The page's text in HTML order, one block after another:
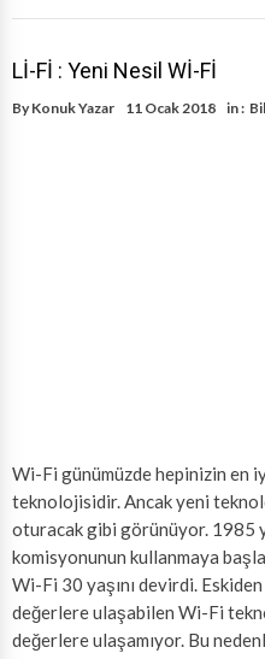
Lİ-Fİ : Yeni Nesil Wİ-Fİ
By Konuk Yazar 11 Ocak 2018 in :
Wi-Fi günümüzde hepinizin en
teknolojisidir. Ancak yeni
oturacak gibi görünüyor. 1985
komisyonunun kullanmaya
Wi-Fi 30 yaşını devirdi.
değerlere ulaşabilen Wi-Fi
değerlere ulaşamıyor. Bu